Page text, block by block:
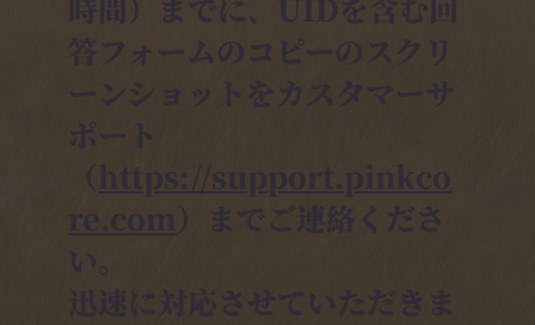
答フォームのコピーのスクリ
ーンショットをカスタマーサ
ポート
（ https://support.pinkco
re.com ）までご連絡くださ
い。
迅速に対応させていただきま